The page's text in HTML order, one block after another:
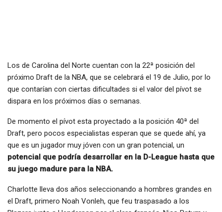
Los de Carolina del Norte cuentan con la 22ª posición del
próximo Draft de la NBA, que se celebrará el 19 de Julio, por lo
que contarían con ciertas dificultades si el valor del pívot se
dispara en los próximos días o semanas.
De momento el pívot esta proyectado a la posición 40ª del
Draft, pero pocos especialistas esperan que se quede ahí, ya
que es un jugador muy jóven con un gran potencial, un
potencial que podría desarrollar en la D-League hasta que
su juego madure para la NBA.
Charlotte lleva dos años seleccionando a hombres grandes en
el Draft, primero Noah Vonleh, que feu traspasado a los